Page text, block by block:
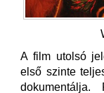
A film utolsó
első szinte